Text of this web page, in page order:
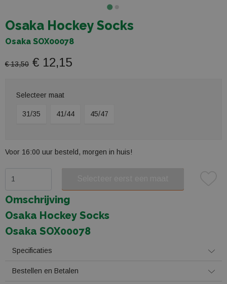
Osaka Hockey Socks
Osaka SOX00078
€ 13,50 € 12,15
Selecteer maat
31/35 41/44 45/47
Voor 16:00 uur besteld, morgen in huis!
Omschrijving
Osaka Hockey Socks
Osaka SOX00078
Specificaties
Bestellen en Betalen